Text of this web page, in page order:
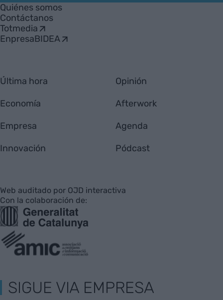
Quiénes somos
Contáctanos
Totmedia
EnpresaBIDEA
Última hora
Economía
Empresa
Innovación
Opinión
Afterwork
Agenda
Pódcast
Web auditado por OJD interactiva
Con la colaboración de:
SIGUE VIA EMPRESA